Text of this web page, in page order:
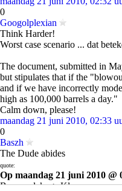
0
Googolplexian
Think Harder!
Worst case scenario ... dat
The document, submitted in
but stipulates that if the
and if we have incorrectly
high as 100,000 barrels a day."
Calm down, please!
maandag 21 juni 2010, 02:33
0
Baszh
The Dude abides
quote:
Op maandag 21 juni 2010 @
Bom op lek => Klaar